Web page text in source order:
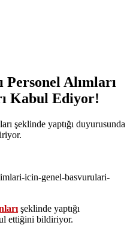
Personel Alımları
Kabul Ediyor!
şeklinde yaptığı duyurusunda
şeklinde yaptığı
ettiğini bildiriyor.